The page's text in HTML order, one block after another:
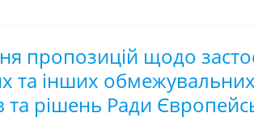
пропозицій щодо
та інших обмежувальних
та рішень Ради